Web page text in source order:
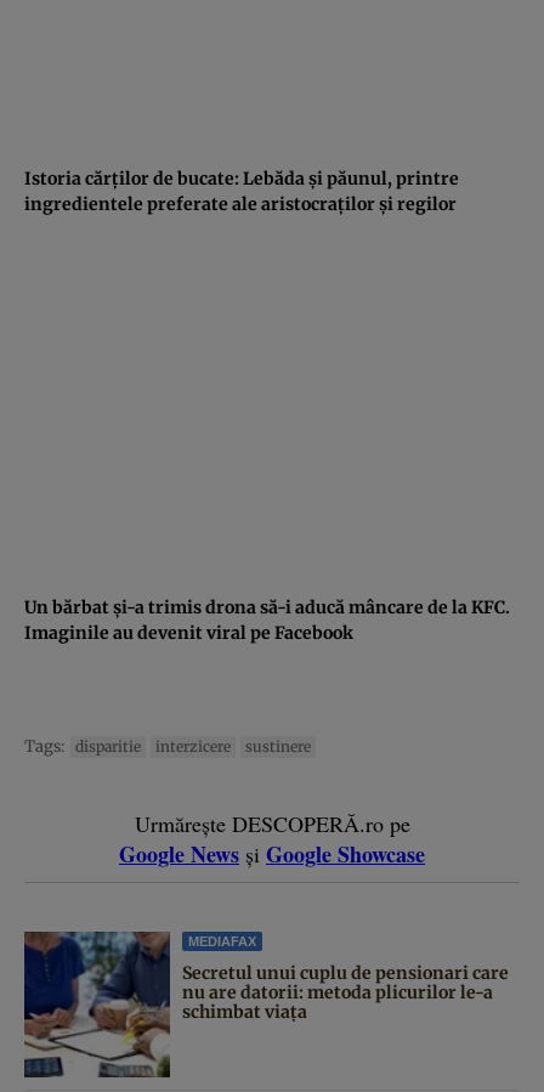
Istoria cărţilor de bucate: Lebăda şi păunul, printre
ingredientele preferate ale aristocraţilor şi regilor
Un bărbat şi-a trimis drona să-i aducă mâncare de la KFC.
Imaginile au devenit viral pe Facebook
Tags: disparitie interzicere sustinere
Urmărește DESCOPERĂ.ro pe
Google News și Google Showcase
MEDIAFAX
Secretul unui cuplu de pensionari care
nu are datorii: metoda plicurilor le-a
schimbat viața